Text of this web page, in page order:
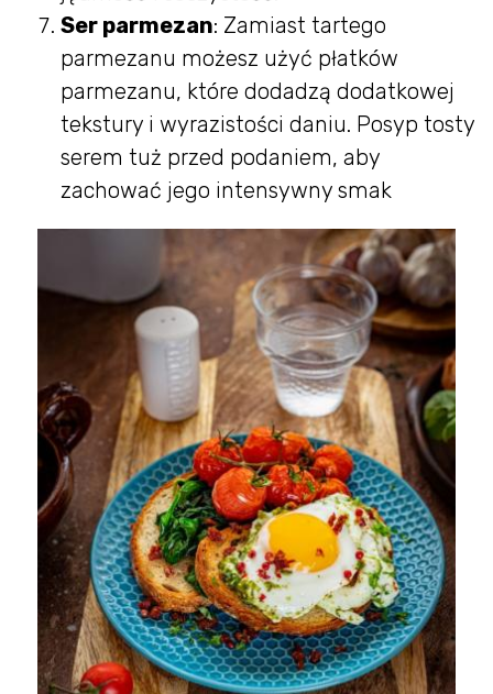
Ser parmezan: Zamiast tartego
parmezanu możesz użyć płatków
parmezanu, które dodadzą dodatkowej
tekstury i wyrazistości daniu. Posyp tosty
serem tuż przed podaniem, aby
zachować jego intensywny smak